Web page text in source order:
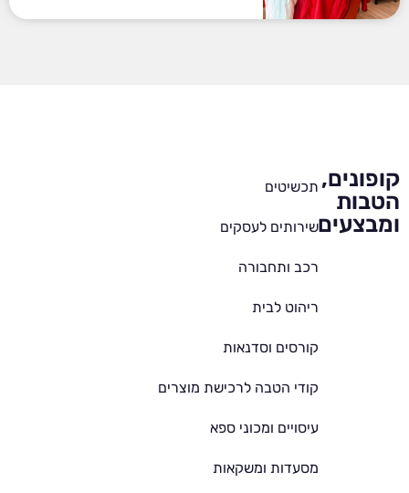
קופונים,
הטבות
ומבצעים
תכשיטים
שירותים לעסקים
רכב ותחבורה
ריהוט לבית
קורסים וסדנאות
קודי הטבה לרכישת מוצרים
עיסויים ומכוני ספא
מסעדות ומשקאות